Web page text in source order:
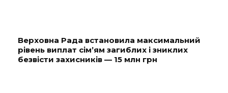
Верховна Рада встановила максимальний
рівень виплат сім’ям загиблих і зниклих
безвісти захисників — 15 млн грн